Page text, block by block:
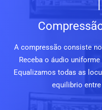
A compressão consiste
Receba o áudio
Equalizamos todas as
equilibrio entre